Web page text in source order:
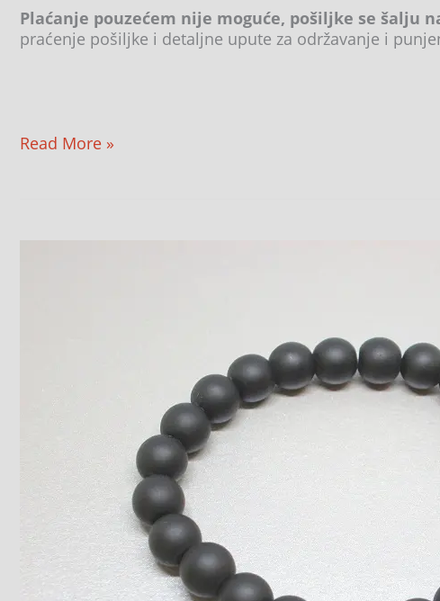
Plaćanje pouzećem nije moguće, pošiljke se šalju
praćenje pošiljke i detaljne upute za održavanje i
Read More »